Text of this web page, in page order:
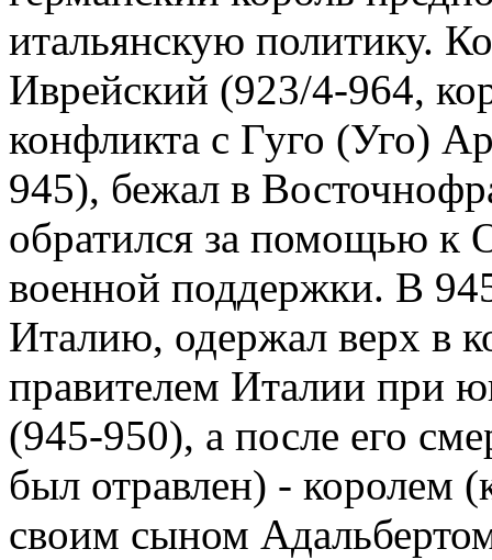
итальянскую политику.
Иврейский (923/4-964,
конфликта с Гуго (Уго)
945), бежал в
обратился за помощью к
военной поддержки. В
Италию, одержал верх в
правителем Италии при
(945-950), а после его
был отравлен) - королем
своим сыном